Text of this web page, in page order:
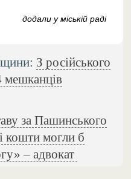
додали у міській раді
З російського
мешканців
за Пашинського
кошти могли б
– адвокат